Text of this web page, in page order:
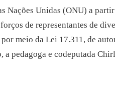
Nações Unidas (ONU) a
de representantes de
meio da Lei 17.311, de
pedagoga e codeputada